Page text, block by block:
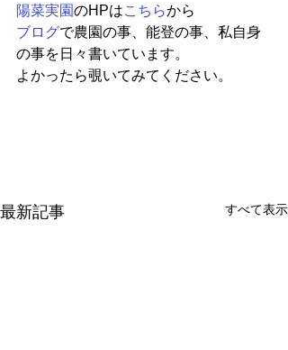
陽菜実園のHPはこちらから
ブログで農園の事、能登の事、私自身
の事を日々書いています。
よかったら覗いてみてください。
最新記事 すべて表示